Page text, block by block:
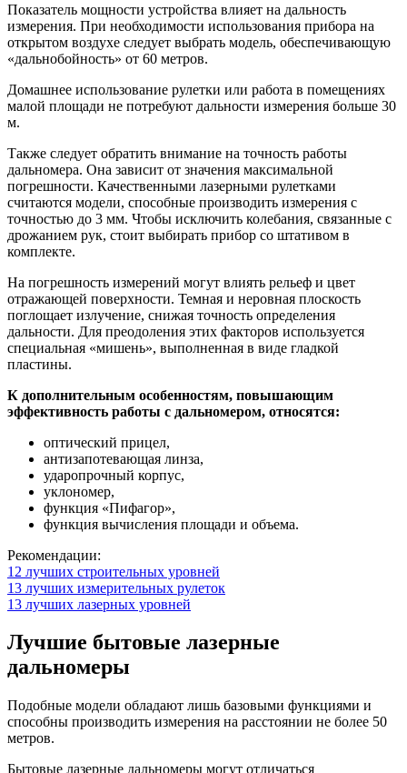
Показатель мощности устройства влияет на дальность
измерения. При необходимости использования прибора на
открытом воздухе следует выбрать модель, обеспечивающую
«дальнобойность» от 60 метров.
Домашнее использование рулетки или работа в помещениях
малой площади не потребуют дальности измерения больше 30
м.
Также следует обратить внимание на точность работы
дальномера. Она зависит от значения максимальной
погрешности. Качественными лазерными рулетками
считаются модели, способные производить измерения с
точностью до 3 мм. Чтобы исключить колебания, связанные с
дрожанием рук, стоит выбирать прибор со штативом в
комплекте.
На погрешность измерений могут влиять рельеф и цвет
отражающей поверхности. Темная и неровная плоскость
поглощает излучение, снижая точность определения
дальности. Для преодоления этих факторов используется
специальная «мишень», выполненная в виде гладкой
пластины.
К дополнительным особенностям, повышающим
эффективность работы с дальномером, относятся:
оптический прицел,
антизапотевающая линза,
ударопрочный корпус,
уклономер,
функция «Пифагор»,
функция вычисления площади и объема.
Рекомендации:
12 лучших строительных уровней
13 лучших измерительных рулеток
13 лучших лазерных уровней
Лучшие бытовые лазерные
дальномеры
Подобные модели обладают лишь базовыми функциями и
способны производить измерения на расстоянии не более 50
метров.
Бытовые лазерные дальномеры могут отличаться